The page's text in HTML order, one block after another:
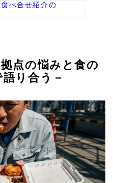
点の悩みと食の
り合う－